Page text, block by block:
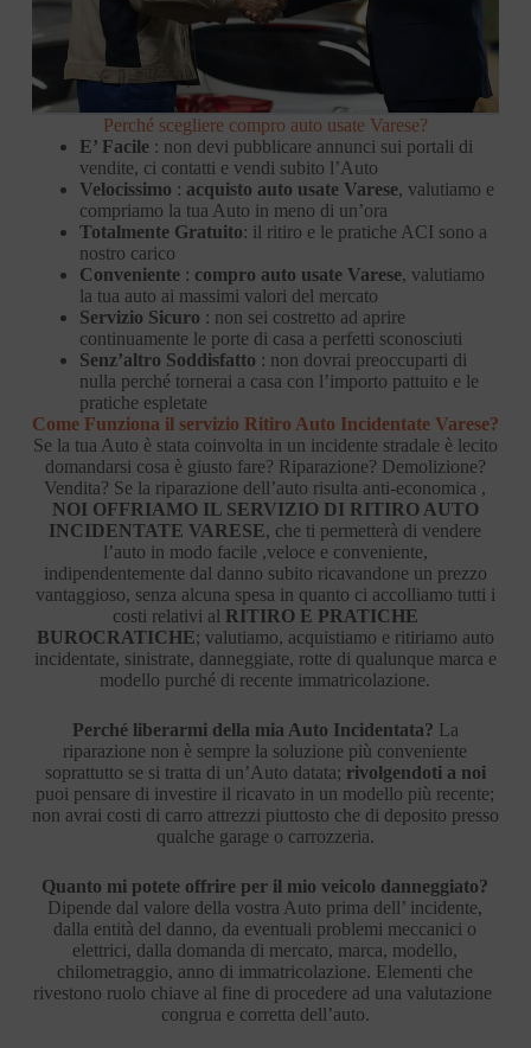
Perché scegliere compro auto usate Varese?
E’ Facile: non devi pubblicare annunci sui portali di
vendite, ci contatti e vendi subito l’Auto
Velocissimo : acquisto auto usate Varese, valutiamo e
compriamo la tua Auto in meno di un’ora
Totalmente Gratuito: il ritiro e le pratiche ACI sono a
nostro carico
Conveniente: compro auto usate Varese, valutiamo
la tua auto ai massimi valori del mercato
Servizio Sicuro : non sei costretto ad aprire
continuamente le porte di casa a perfetti sconosciuti
Senz’altro Soddisfatto : non dovrai preoccuparti di
nulla perché tornerai a casa con l’importo pattuito e le
pratiche espletate
Come Funziona il servizio Ritiro Auto Incidentate Varese?
Se la tua Auto è stata coinvolta in un incidente stradale è lecito
domandarsi cosa è giusto fare? Riparazione? Demolizione?
Vendita? Se la riparazione dell’auto risulta anti-economica ,
NOI OFFRIAMO IL SERVIZIO DI RITIRO AUTO
INCIDENTATE VARESE, che ti permetterà di vendere
l’auto in modo facile ,veloce e conveniente,
indipendentemente dal danno subito ricavandone un prezzo
vantaggioso, senza alcuna spesa in quanto ci accolliamo tutti i
costi relativi al RITIRO E PRATICHE
BUROCRATICHE; valutiamo, acquistiamo e ritiriamo auto
incidentate, sinistrate, danneggiate, rotte di qualunque marca e
modello purché di recente immatricolazione.
Perché liberarmi della mia Auto Incidentata? La
riparazione non è sempre la soluzione più conveniente
soprattutto se si tratta di un’Auto datata; rivolgendoti a noi
puoi pensare di investire il ricavato in un modello più recente;
non avrai costi di carro attrezzi piuttosto che di deposito presso
qualche garage o carrozzeria.
Quanto mi potete offrire per il mio veicolo danneggiato?
Dipende dal valore della vostra Auto prima dell’ incidente,
dalla entità del danno, da eventuali problemi meccanici o
elettrici, dalla domanda di mercato, marca, modello,
chilometraggio, anno di immatricolazione. Elementi che
rivestono ruolo chiave al fine di procedere ad una valutazione
congrua e corretta dell’auto.